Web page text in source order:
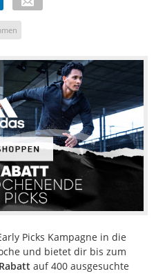
Picks Kampagne in die
und bietet dir bis zum
auf 400 ausgesuchte